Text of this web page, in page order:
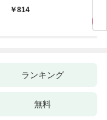
814
ランキング
無料